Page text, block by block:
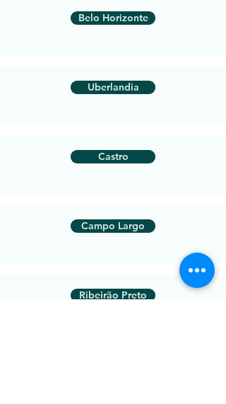
Belo Horizonte
Uberlandia
Castro
Campo Largo
Ribeirão Preto